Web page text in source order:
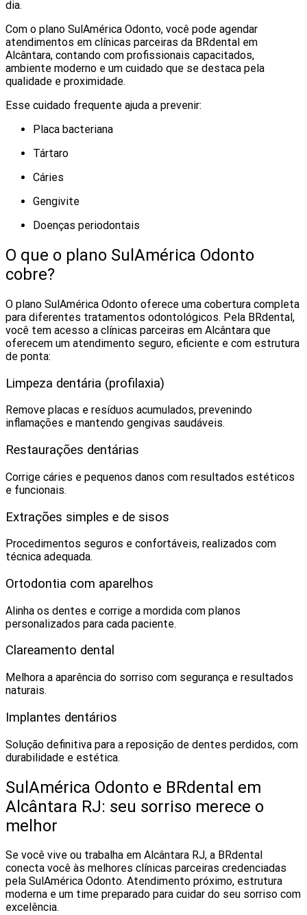
dia.
Com o plano SulAmérica Odonto, você pode agendar
atendimentos em clínicas parceiras da BRdental em
Alcântara, contando com profissionais capacitados,
ambiente moderno e um cuidado que se destaca pela
qualidade e proximidade.
Esse cuidado frequente ajuda a prevenir:
Placa bacteriana
Tártaro
Cáries
Gengivite
Doenças periodontais
O que o plano SulAmérica Odonto
cobre?
O plano SulAmérica Odonto oferece uma cobertura completa
para diferentes tratamentos odontológicos. Pela BRdental,
você tem acesso a clínicas parceiras em Alcântara que
oferecem um atendimento seguro, eficiente e com estrutura
de ponta:
Limpeza dentária (profilaxia)
Remove placas e resíduos acumulados, prevenindo
inflamações e mantendo gengivas saudáveis.
Restaurações dentárias
Corrige cáries e pequenos danos com resultados estéticos
e funcionais.
Extrações simples e de sisos
Procedimentos seguros e confortáveis, realizados com
técnica adequada.
Ortodontia com aparelhos
Alinha os dentes e corrige a mordida com planos
personalizados para cada paciente.
Clareamento dental
Melhora a aparência do sorriso com segurança e resultados
naturais.
Implantes dentários
Solução definitiva para a reposição de dentes perdidos, com
durabilidade e estética.
SulAmérica Odonto e BRdental em
Alcântara RJ: seu sorriso merece o
melhor
Se você vive ou trabalha em Alcântara RJ, a BRdental
conecta você às melhores clínicas parceiras credenciadas
pela SulAmérica Odonto. Atendimento próximo, estrutura
moderna e um time preparado para cuidar do seu sorriso com
excelência.